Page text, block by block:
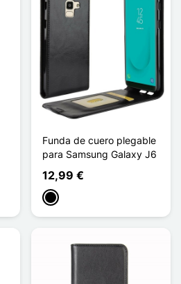
Funda de cuero plegable
para Samsung Galaxy J6
12,99 €
Negro